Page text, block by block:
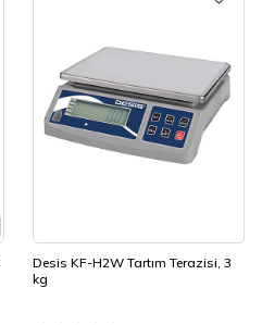
Desis KF-H2W Tartım Terazisi, 3
kg